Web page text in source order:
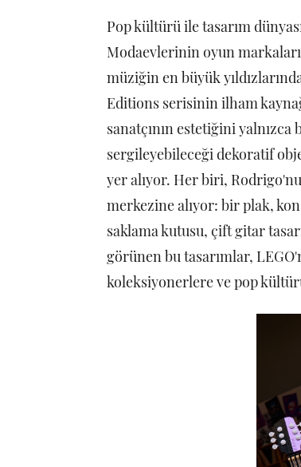
Pop kültürü ile tasarım
Modaevlerinin oyun
müziğin en büyük
Editions serisinin ilham
sanatçının estetiğini
sergileyebileceği dekoratif
yer alıyor. Her biri,
merkezine alıyor: bir plak,
saklama kutusu, çift gitar
görünen bu tasarımlar,
koleksiyonerlere ve pop